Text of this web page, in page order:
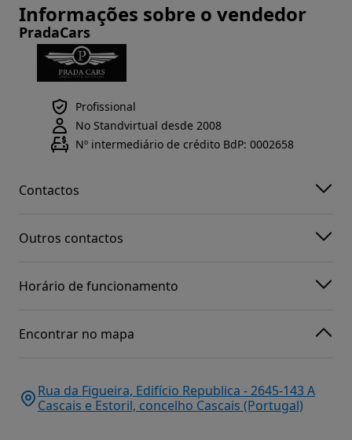
Informações sobre o vendedor
PradaCars
Profissional
No Standvirtual desde 2008
Nº intermediário de crédito BdP: 0002658
Contactos
Outros contactos
Horário de funcionamento
Encontrar no mapa
Rua da Figueira, Edifício Republica - 2645-143 A
Cascais e Estoril, concelho Cascais (Portugal)